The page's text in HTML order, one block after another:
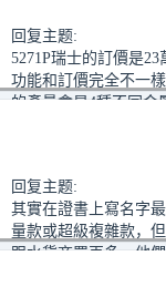
回复主题:
5271P瑞士的訂價是
功能和訂價完全不一
的產量會是4種不同金
回复主题:
其實在證書上寫名字
量款或超級複雜款，
跟水貨商買再多，他